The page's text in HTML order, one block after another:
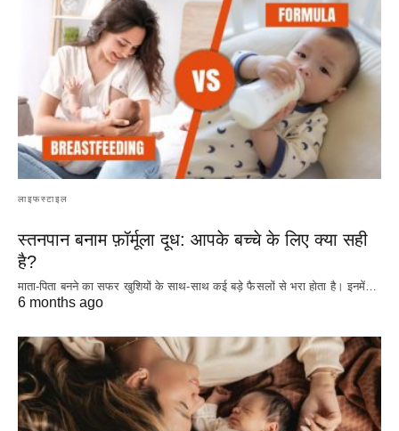
लाइफस्टाइल
स्तनपान बनाम फ़ॉर्मूला दूध: आपके बच्चे के लिए क्या सही
है?
माता-पिता बनने का सफर खुशियों के साथ-साथ कई बड़े फैसलों से भरा होता है। इनमें…
6 months ago